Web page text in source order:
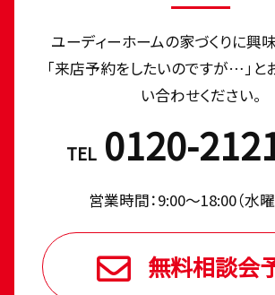
ユーディーホームの家づくりに興
「来店予約をしたいのですが…」と
い合わせください。
TEL 0120-
営業時間：9:00〜18:00（⽔曜
無料相談会